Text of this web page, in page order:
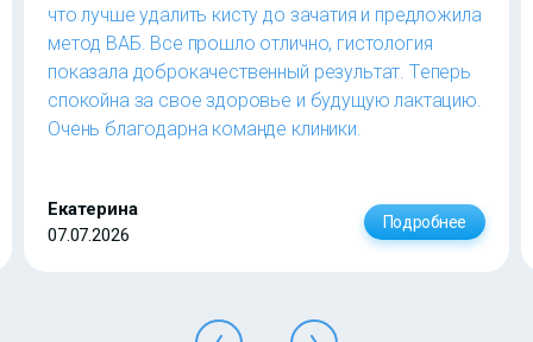
что лучше удалить кисту до зачатия и предложила
метод ВАБ. Все прошло отлично, гистология
показала доброкачественный результат. Теперь
спокойна за свое здоровье и будущую лактацию.
Очень благодарна команде клиники.
Екатерина
07.07.2026
Подробнее